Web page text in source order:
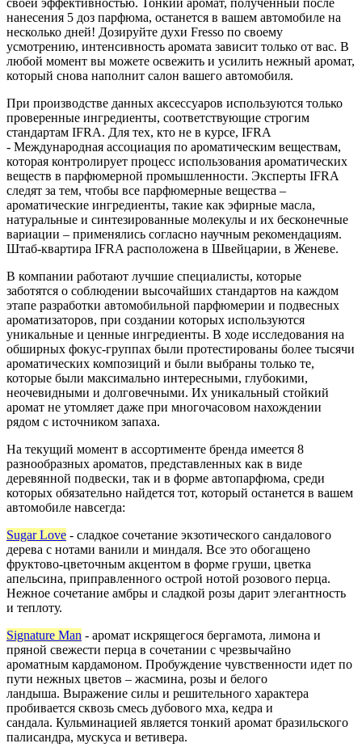
нанесения 5 доз парфюма, останется в вашем автомобиле на
несколько дней! Дозируйте духи Fresso по своему
усмотрению, интенсивность аромата зависит только от вас. В
любой момент вы можете освежить и усилить нежный аромат,
который снова наполнит салон вашего автомобиля.
При производстве данных аксессуаров используются только
проверенные ингредиенты, соответствующие строгим
стандартам IFRA. Для тех, кто не в курсе, IFRA
- Международная ассоциация по ароматическим веществам,
которая контролирует процесс использования ароматических
веществ в парфюмерной промышленности. Эксперты IFRA
следят за тем, чтобы все парфюмерные вещества –
ароматические ингредиенты, такие как эфирные масла,
натуральные и синтезированные молекулы и их бесконечные
вариации – применялись согласно научным рекомендациям.
Штаб-квартира IFRA расположена в Швейцарии, в Женеве.
В компании работают лучшие специалисты, которые
заботятся о соблюдении высочайших стандартов на каждом
этапе разработки автомобильной парфюмерии и подвесных
ароматизаторов, при создании которых используются
уникальные и ценные ингредиенты. В ходе исследования на
обширных фокус-группах были протестированы более тысячи
ароматических композиций и были выбраны только те,
которые были максимально интересными, глубокими,
неочевидными и долговечными. Их уникальный стойкий
аромат не утомляет даже при многочасовом нахождении
рядом с источником запаха.
На текущий момент в ассортименте бренда имеется 8
разнообразных ароматов, представленных как в виде
деревянной подвески, так и в форме автопарфюма, среди
которых обязательно найдется тот, который останется в вашем
автомобиле навсегда:
Sugar Love - сладкое сочетание экзотического сандалового
дерева с нотами ванили и миндаля. Все это обогащено
фруктово-цветочным акцентом в форме груши, цветка
апельсина, приправленного острой нотой розового перца.
Нежное сочетание амбры и сладкой розы дарит элегантность
и теплоту.
Signature Man - аромат искрящегося бергамота, лимона и
пряной свежести перца в сочетании с чрезвычайно
ароматным кардамоном. Пробуждение чувственности идет по
пути нежных цветов – жасмина, розы и белого
ландыша. Выражение силы и решительного характера
пробивается сквозь смесь дубового мха, кедра и
сандала. Кульминацией является тонкий аромат бразильского
палисандра, мускуса и ветивера.